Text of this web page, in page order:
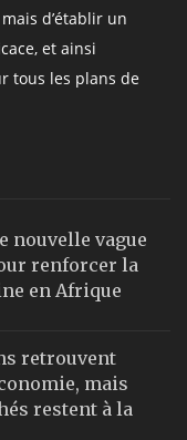
d’établir un
et ainsi
tous les plans de
nouvelle vague
renforcer la
en Afrique
retrouvent
mais
restent à la